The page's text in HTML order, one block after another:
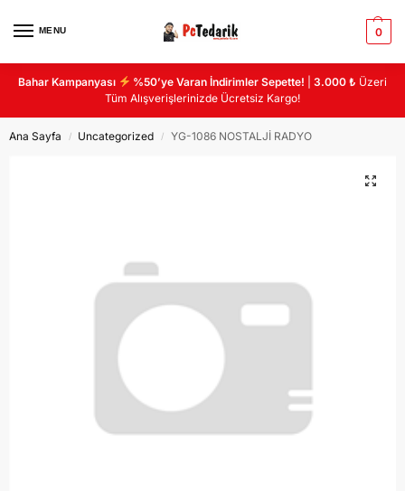
MENU 0
Bahar Kampanyası %50’ye Varan İndirimler Sepette! |3.000 ₺ Üzeri
Tüm Alışverişlerinizde Ücretsiz Kargo!
Ana Sayfa / Uncategorized / YG-1086 NOSTALJİ RADYO